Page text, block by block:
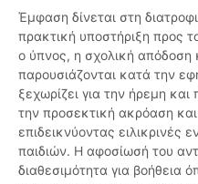
Έμφαση δίνεται στη
πρακτική υποστήριξη προς
ο ύπνος, η σχολική απόδοση
παρουσιάζονται κατά την
ξεχωρίζει για την ήρεμη και
την προσεκτική ακρόαση
επιδεικνύοντας ειλικρινές
παιδιών. Η αφοσίωσή του
διαθεσιμότητα για βοήθεια